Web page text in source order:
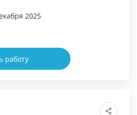
2025
работу